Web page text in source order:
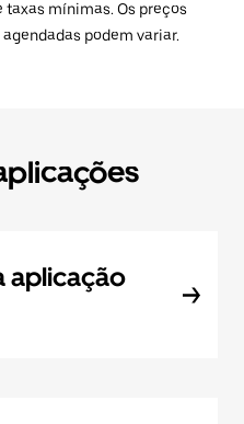
mínimas. Os preços
podem variar.
aplicação